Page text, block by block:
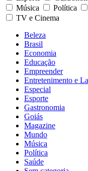
Música
Política
TV e Cinema
Beleza
Brasil
Economia
Educação
Empreender
Entretenimento e
Especial
Esporte
Gastronomia
Goiás
Magazine
Mundo
Música
Política
Saúde